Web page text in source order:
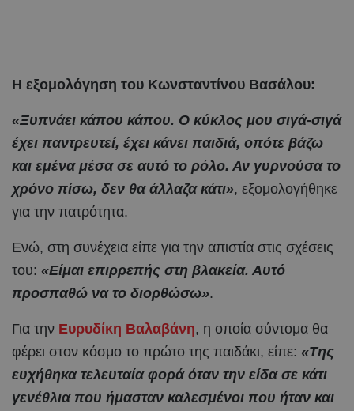
Η εξομολόγηση του Κωνσταντίνου Βασάλου:
«Ξυπνάει κάπου κάπου. Ο κύκλος μου σιγά-σιγά
έχει παντρευτεί, έχει κάνει παιδιά, οπότε βάζω
και εμένα μέσα σε αυτό το ρόλο. Αν γυρνούσα το
χρόνο πίσω, δεν θα άλλαζα κάτι», εξομολογήθηκε
για την πατρότητα.
Ενώ, στη συνέχεια είπε για την απιστία στις σχέσεις
του: «Είμαι επιρρεπής στη βλακεία. Αυτό
προσπαθώ να το διορθώσω».
Για την Ευρυδίκη Βαλαβάνη, η οποία σύντομα θα
φέρει στον κόσμο το πρώτο της παιδάκι, είπε: «Της
ευχήθηκα τελευταία φορά όταν την είδα σε κάτι
γενέθλια που ήμασταν καλεσμένοι που ήταν και